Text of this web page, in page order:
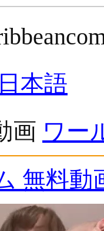
日本語
画 ワー
無料動